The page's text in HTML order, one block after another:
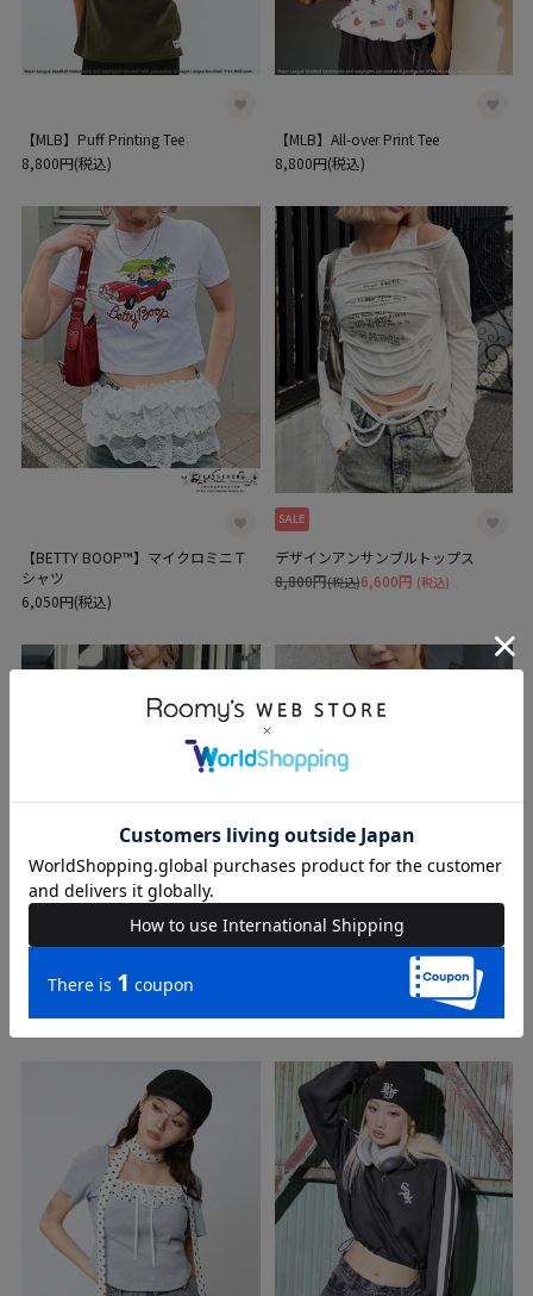
【MLB】Puff Printing Tee
8,800円(税込)
【MLB】All-over Print Tee
8,800円(税込)
【BETTY BOOP™】マイクロミニＴ
シャツ
6,050円(税込)
SALE
デザインアンサンブルトップス
6,600円 (税込)
8,800円(税込)
イレヘムワンショルレーストップス
6,050円 (税込)
8,690円(税込)
ビット付きダブルギャザートップス
7,590円(税込)